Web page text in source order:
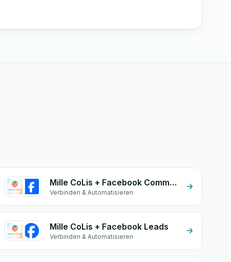
Mille CoLis + Facebook Comments
Verbinden & Automatisieren
Mille CoLis + Facebook Leads
Verbinden & Automatisieren